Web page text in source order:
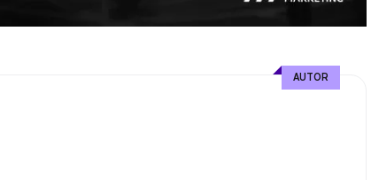
AUTOR